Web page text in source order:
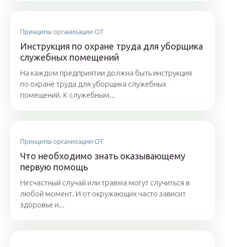
Принципы организации ОТ
Инструкция по охране труда для уборщика
служебных помещений
На каждом предприятии должна быть инструкция
по охране труда для уборщика служебных
помещений. К служебным...
Принципы организации ОТ
Что необходимо знать оказывающему
первую помощь
Несчастный случай или травма могут случиться в
любой момент. И от окружающих часто зависит
здоровье и...